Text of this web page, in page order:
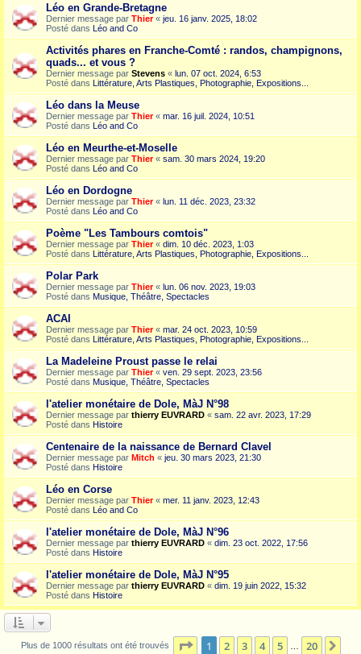
Léo en Grande-Bretagne
Dernier message par Thier« jeu. 16 janv. 2025, 18:02
Posté dans Léo and Co
Activités phares en Franche-Comté : randos, champignons,
quads... et vous ?
Dernier message par Stevens « lun. 07 oct. 2024, 6:53
Posté dans Littérature, Arts Plastiques, Photographie, Expositions...
Léo dans la Meuse
Dernier message par Thier« mar. 16 juil. 2024, 10:51
Posté dans Léo and Co
Léo en Meurthe-et-Moselle
Dernier message par Thier« sam. 30 mars 2024, 19:20
Posté dans Léo and Co
Léo en Dordogne
Dernier message par Thier« lun. 11 déc. 2023, 23:32
Posté dans Léo and Co
Poème "Les Tambours comtois"
Dernier message par Thier« dim. 10 déc. 2023, 1:03
Posté dans Littérature, Arts Plastiques, Photographie, Expositions...
Polar Park
Dernier message par Thier« lun. 06 nov. 2023, 19:03
Posté dans Musique, Théâtre, Spectacles
ACAI
Dernier message par Thier« mar. 24 oct. 2023, 10:59
Posté dans Littérature, Arts Plastiques, Photographie, Expositions...
La Madeleine Proust passe le relai
Dernier message par Thier« ven. 29 sept. 2023, 23:56
Posté dans Musique, Théâtre, Spectacles
l'atelier monétaire de Dole, MàJ N°98
Dernier message par thierry EUVRARD « sam. 22 avr. 2023, 17:29
Posté dans Histoire
Centenaire de la naissance de Bernard Clavel
Dernier message par Mitch « jeu. 30 mars 2023, 21:30
Posté dans Histoire
Léo en Corse
Dernier message par Thier« mer. 11 janv. 2023, 12:43
Posté dans Léo and Co
l'atelier monétaire de Dole, MàJ N°96
Dernier message par thierry EUVRARD « dim. 23 oct. 2022, 17:56
Posté dans Histoire
l'atelier monétaire de Dole, MàJ N°95
Dernier message par thierry EUVRARD « dim. 19 juin 2022, 15:32
Posté dans Histoire
Plus de 1000 résultats ont été trouvés Page 1sur20
1 2 3 4 5 20